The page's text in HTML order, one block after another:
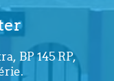
BP 145 RP,